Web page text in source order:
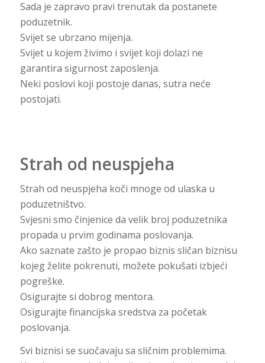
Sada je zapravo pravi trenutak da postanete
poduzetnik.
Svijet se ubrzano mijenja.
Svijet u kojem živimo i svijet koji dolazi ne
garantira sigurnost zaposlenja.
Neki poslovi koji postoje danas, sutra neće
postojati.
Strah od neuspjeha
Strah od neuspjeha koči mnoge od ulaska u
poduzetništvo.
Svjesni smo činjenice da velik broj poduzetnika
propada u prvim godinama poslovanja.
Ako saznate zašto je propao biznis sličan biznisu
kojeg želite pokrenuti, možete pokušati izbjeći
pogreške.
Osigurajte si dobrog mentora.
Osigurajte financijska sredstva za početak
poslovanja.
Svi biznisi se suočavaju sa sličnim problemima.